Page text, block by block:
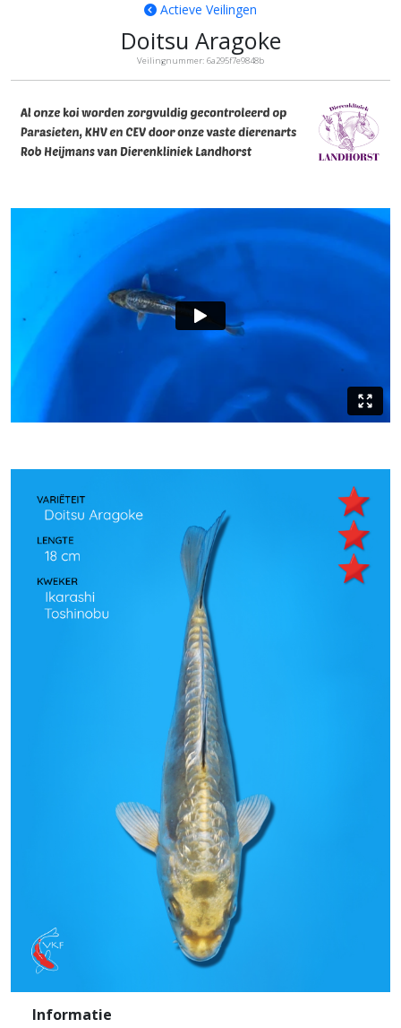
Actieve Veilingen
Doitsu Aragoke
Veilingnummer: 6a295f7e9848b
Informatie